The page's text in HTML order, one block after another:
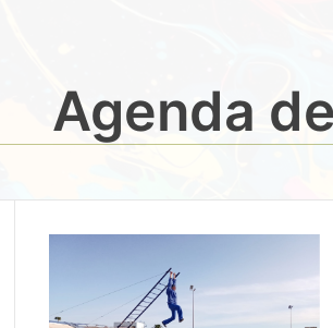
Agenda